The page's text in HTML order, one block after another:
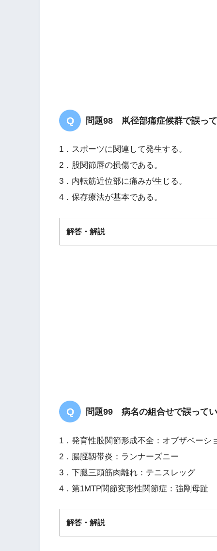
問題98 鼡径部痛症候群で誤って
1．スポーツに関連して発生する。
2．股関節唇の損傷である。
3．内転筋近位部に痛みが生じる。
4．保存療法が基本である。
解答・解説
問題99 病名の組合せで誤ってい
1．発育性股関節形成不全：オブザベーシ
2．腸脛靱帯炎：ランナーズニー
3．下腿三頭筋肉離れ：テニスレッグ
4．第1MTP関節変形性関節症：強剛母趾
解答・解説